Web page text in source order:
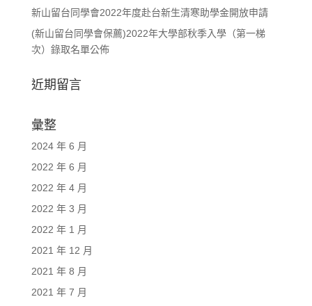
新山留台同學會2022年度赴台新生清寒助學金開放申請
(新山留台同學會保薦)2022年大學部秋季入學（第一梯
次）錄取名單公佈
近期留言
彙整
2024 年 6 月
2022 年 6 月
2022 年 4 月
2022 年 3 月
2022 年 1 月
2021 年 12 月
2021 年 8 月
2021 年 7 月